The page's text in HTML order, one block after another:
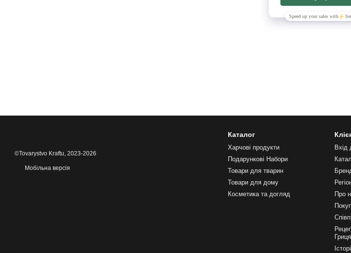
©Tovarystvo Kraftu, 2023-2026
Мобільна версія
Каталог
Харчові продукти
Подарункові Набори
Товари для тварин
Товари для дому
Косметика та догляд
Вхід
Про